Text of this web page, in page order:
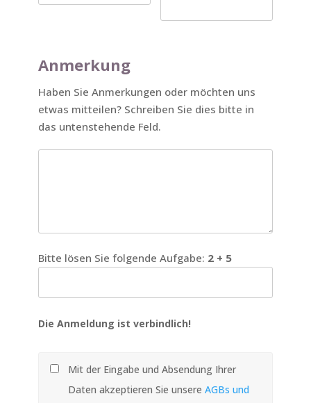
Anmerkung
Haben Sie Anmerkungen oder möchten uns
etwas mitteilen? Schreiben Sie dies bitte in
das untenstehende Feld.
Bitte lösen Sie folgende Aufgabe: 2 + 5
Die Anmeldung ist verbindlich!
Mit der Eingabe und Absendung Ihrer
Daten akzeptieren Sie unsere AGBs und